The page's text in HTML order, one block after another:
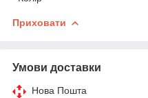
Приховати
Умови доставки
Нова Пошта